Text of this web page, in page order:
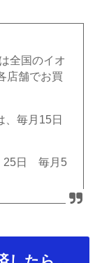
全国のイオ
店舗でお買
、毎月15日
25日 毎月5